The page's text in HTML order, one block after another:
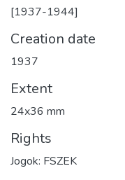
[1937-1944]
Creation date
1937
Extent
24x36 mm
Rights
Jogok: FSZEK